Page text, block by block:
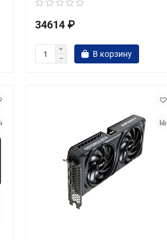
34614 ₽
В корзину